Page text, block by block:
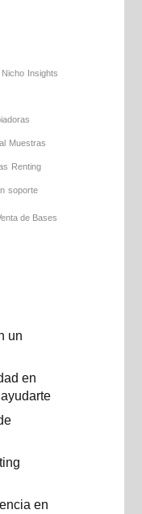
Nicho Insights
Muestras
Renting
soporte
de Bases
un
en
en